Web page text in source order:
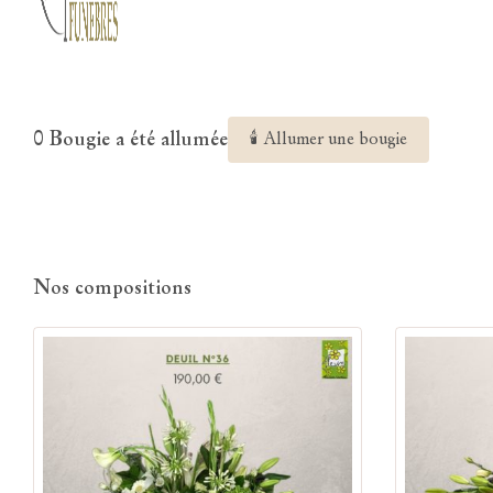
0 Bougie a été allumée 🕯 Allumer une bougie
Nos compositions